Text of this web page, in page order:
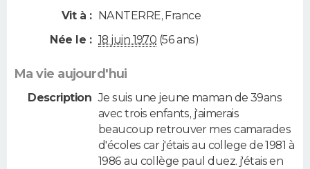
Vit à : NANTERRE, France
Née le : 18 juin 1970 (56 ans)
Ma vie aujourd'hui
Description Je suis une jeune maman de 39ans
avec trois enfants, j'aimerais
beaucoup retrouver mes camarades
d'écoles car j'étais au college de 1981 à
1986 au collège paul duez. j'étais en